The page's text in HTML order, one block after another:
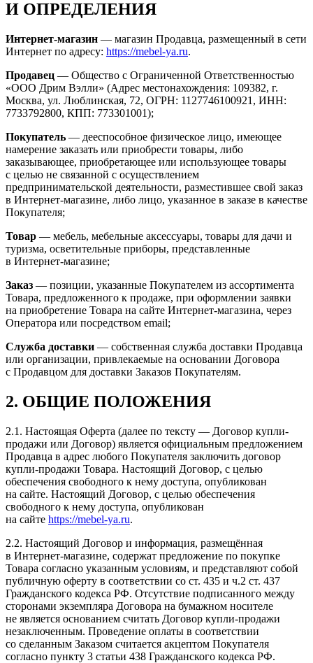
И ОПРЕДЕЛЕНИЯ
Интернет-магазин — магазин Продавца, размещенный в сети
Интернет по адресу: https://mebel-ya.ru.
Продавец — Общество с Ограниченной Ответственностью
«ООО Дрим Вэлли» (Адрес местонахождения: 109382, г.
Москва, ул. Люблинская, 72, ОГРН: 1127746100921, ИНН:
7733792800, КПП: 773301001);
Покупатель — дееспособное физическое лицо, имеющее
намерение заказать или приобрести товары, либо
заказывающее, приобретающее или использующее товары
с целью не связанной с осуществлением
предпринимательской деятельности, разместившее свой заказ
в Интернет-магазине, либо лицо, указанное в заказе в качестве
Покупателя;
Товар — мебель, мебельные аксессуары, товары для дачи и
туризма, осветительные приборы, представленные
в Интернет-магазине;
Заказ — позиции, указанные Покупателем из ассортимента
Товара, предложенного к продаже, при оформлении заявки
на приобретение Товара на сайте Интернет-магазина, через
Оператора или посредством email;
Служба доставки — собственная служба доставки Продавца
или организации, привлекаемые на основании Договора
с Продавцом для доставки Заказов Покупателям.
2. ОБЩИЕ ПОЛОЖЕНИЯ
2.1. Настоящая Оферта (далее по тексту — Договор купли-
продажи или Договор) является официальным предложением
Продавца в адрес любого Покупателя заключить договор
купли-продажи Товара. Настоящий Договор, с целью
обеспечения свободного к нему доступа, опубликован
на сайте. Настоящий Договор, с целью обеспечения
свободного к нему доступа, опубликован
на сайте https://mebel-ya.ru.
2.2. Настоящий Договор и информация, размещённая
в Интернет-магазине, содержат предложение по покупке
Товара согласно указанным условиям, и представляют собой
публичную оферту в соответствии со ст. 435 и ч.2 ст. 437
Гражданского кодекса РФ. Отсутствие подписанного между
сторонами экземпляра Договора на бумажном носителе
не является основанием считать Договор купли-продажи
незаключенным. Проведение оплаты в соответствии
со сделанным Заказом считается акцептом Покупателя
согласно пункту 3 статьи 438 Гражданского кодекса РФ.